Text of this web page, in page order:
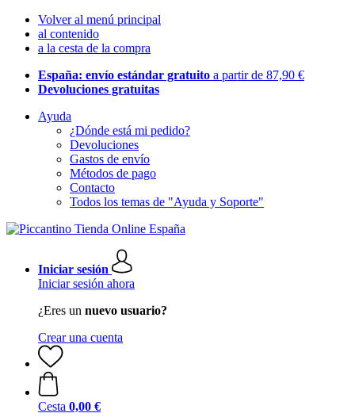
Volver al menú principal
al contenido
a la cesta de la compra
España: envío estándar gratuito a partir de 87,90 €
Devoluciones gratuitas
Ayuda
¿Dónde está mi pedido?
Devoluciones
Gastos de envío
Métodos de pago
Contacto
Todos los temas de "Ayuda y Soporte"
Iniciar sesión
Iniciar sesión ahora
¿Eres un nuevo usuario?
Crear una cuenta
Cesta 0,00 €